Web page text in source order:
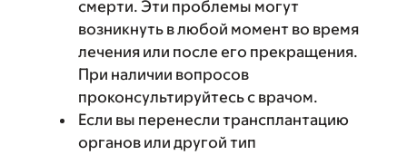
смерти. Эти проблемы могут
возникнуть в любой момент во время
лечения или после его прекращения.
При наличии вопросов
проконсультируйтесь с врачом.
Если вы перенесли трансплантацию
органов или другой тип